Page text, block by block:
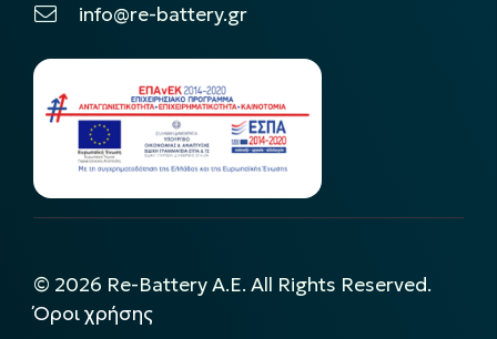
info@re-battery.gr
© 2026 Re-Battery A.E. All Rights Reserved.
Όροι χρήσης